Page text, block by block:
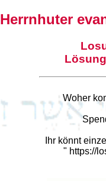
Herrnhuter
Woher
Ihr könnt
" https://